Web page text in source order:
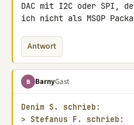
DAC mit I2C oder SPI,
ich nicht als MSOP
Antwort
B BarnyGast
Denim S. schrieb:
> Stefanus F. schrieb: